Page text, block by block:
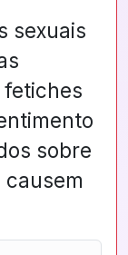
sexuais
fetiches
sobre